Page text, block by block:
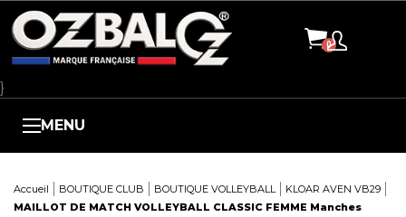
}
MENU
Accueil BOUTIQUE CLUB BOUTIQUE VOLLEYBALL
KLOAR AVEN VB29
MAILLOT DE MATCH VOLLEYBALL CLASSIC FEMME Manches
Panneau de gestion des cookies